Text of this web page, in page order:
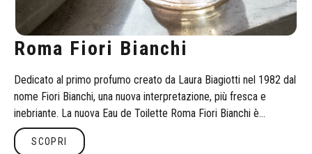
Roma Fiori Bianchi
Dedicato al primo profumo creato da Laura Biagiotti nel 1982 dal
nome Fiori Bianchi, una nuova interpretazione, più fresca e
inebriante. La nuova Eau de Toilette Roma Fiori Bianchi è
dedicata alle donne forti, indipendenti e romantiche, che
trasformano la tradizione in evoluzione. Un profumo che lascia
Scopri
SCOPRI